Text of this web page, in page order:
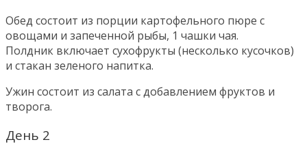
Обед состоит из порции картофельного пюре с
овощами и запеченной рыбы, 1 чашки чая.
Полдник включает сухофрукты (несколько кусочков)
и стакан зеленого напитка.
Ужин состоит из салата с добавлением фруктов и
творога.
День 2